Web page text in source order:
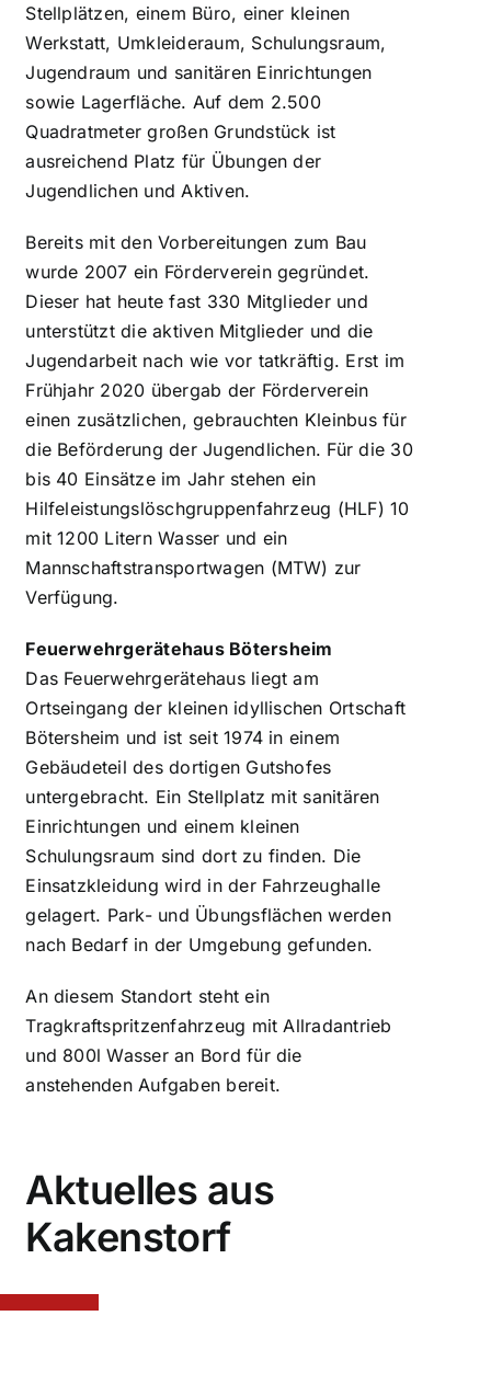
Stellplätzen, einem Büro, einer kleinen
Werkstatt, Umkleideraum, Schulungsraum,
Jugendraum und sanitären Einrichtungen
sowie Lagerfläche. Auf dem 2.500
Quadratmeter großen Grundstück ist
ausreichend Platz für Übungen der
Jugendlichen und Aktiven.
Bereits mit den Vorbereitungen zum Bau
wurde 2007 ein Förderverein gegründet.
Dieser hat heute fast 330 Mitglieder und
unterstützt die aktiven Mitglieder und die
Jugendarbeit nach wie vor tatkräftig. Erst im
Frühjahr 2020 übergab der Förderverein
einen zusätzlichen, gebrauchten Kleinbus für
die Beförderung der Jugendlichen. Für die 30
bis 40 Einsätze im Jahr stehen ein
Hilfeleistungslöschgruppenfahrzeug (HLF) 10
mit 1200 Litern Wasser und ein
Mannschaftstransportwagen (MTW) zur
Verfügung.
Feuerwehrgerätehaus Bötersheim
Das Feuerwehrgerätehaus liegt am
Ortseingang der kleinen idyllischen Ortschaft
Bötersheim und ist seit 1974 in einem
Gebäudeteil des dortigen Gutshofes
untergebracht. Ein Stellplatz mit sanitären
Einrichtungen und einem kleinen
Schulungsraum sind dort zu finden. Die
Einsatzkleidung wird in der Fahrzeughalle
gelagert. Park- und Übungsflächen werden
nach Bedarf in der Umgebung gefunden.
An diesem Standort steht ein
Tragkraftspritzenfahrzeug mit Allradantrieb
und 800l Wasser an Bord für die
anstehenden Aufgaben bereit.
Aktuelles aus
Kakenstorf